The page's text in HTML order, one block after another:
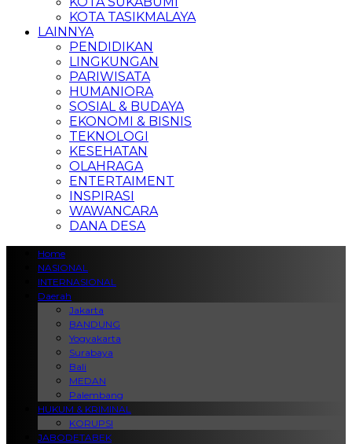
KOTA TASIKMALAYA
LAINNYA
PENDIDIKAN
LINGKUNGAN
PARIWISATA
HUMANIORA
SOSIAL & BUDAYA
EKONOMI & BISNIS
TEKNOLOGI
KESEHATAN
OLAHRAGA
ENTERTAIMENT
INSPIRASI
WAWANCARA
DANA DESA
Home
NASIONAL
INTERNASIONAL
Daerah
Jakarta
BANDUNG
Yogyakarta
Surabaya
Bali
MEDAN
Palembang
HUKUM & KRIMINAL
KORUPSI
JABODETABEK